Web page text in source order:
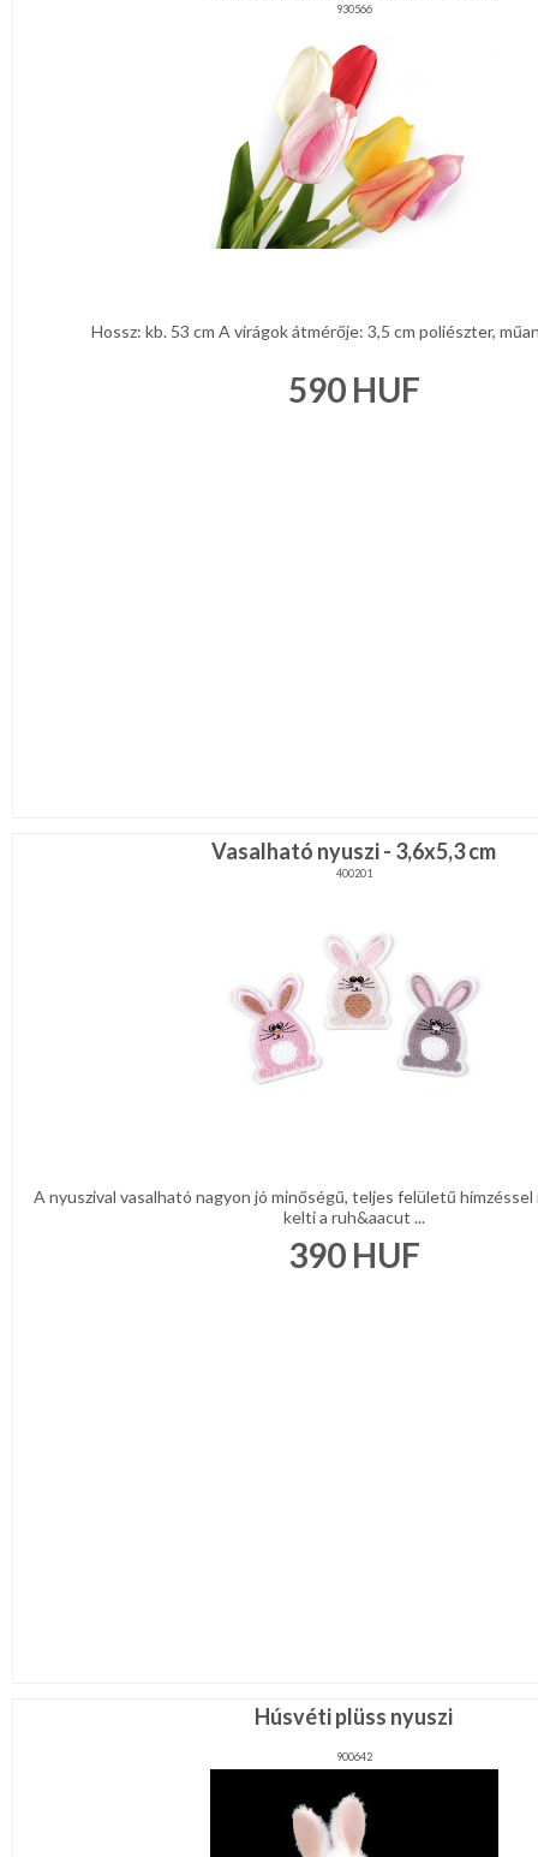
930566
Hossz: kb. 53 cm A virágok átmérője: 3,5 cm poliészter,
590HUF
Vasalható nyuszi - 3,6x5,3 cm
400201
A nyuszival vasalható nagyon jó minőségű, teljes felületű
kelti a ruh&aacut ...
390HUF
Húsvéti plüss nyuszi
900642